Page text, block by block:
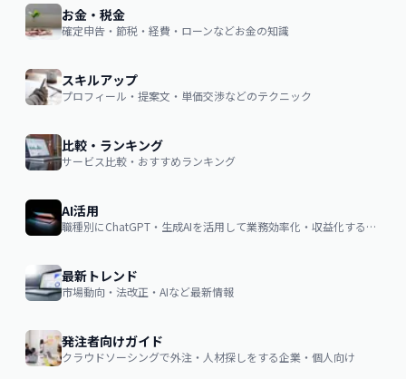
お金・税金
確定申告・節税・経費・ローンなどお金の知識
スキルアップ
プロフィール・提案文・単価交渉などのテクニック
比較・ランキング
サービス比較・おすすめランキング
AI活用
職種別にChatGPT・生成AIを活用して業務効率化・収益化するノウハウ
最新トレンド
市場動向・法改正・AIなど最新情報
発注者向けガイド
クラウドソーシングで外注・人材探しをする企業・個人向け